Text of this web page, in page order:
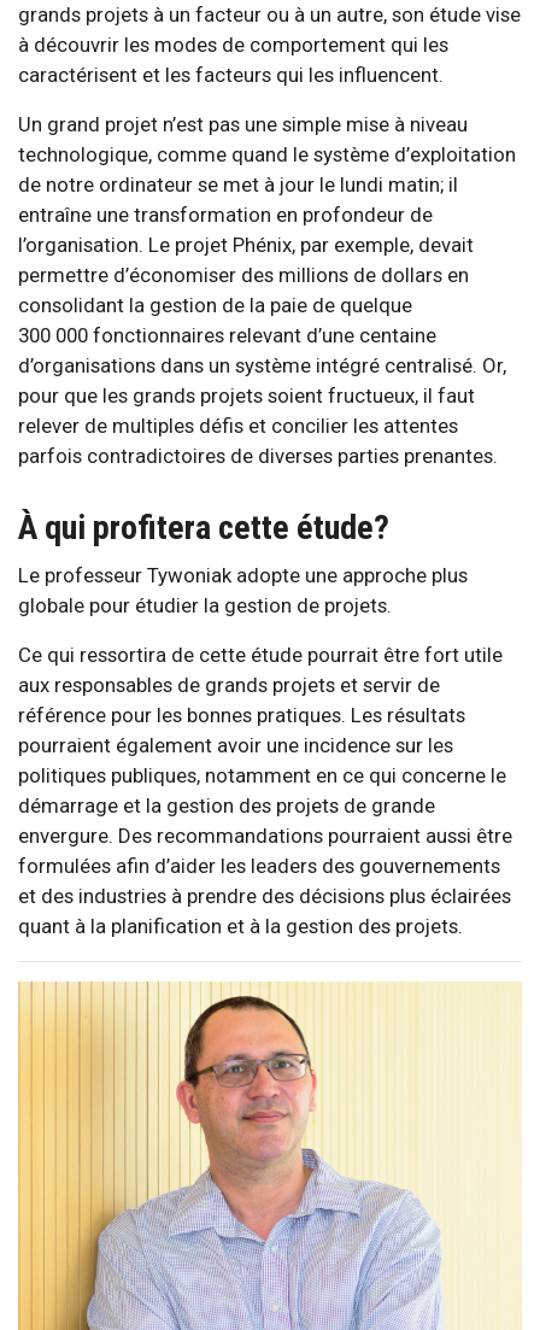
grands projets à un facteur ou à un autre, son étude vise
à découvrir les modes de comportement qui les
caractérisent et les facteurs qui les influencent.
Un grand projet n’est pas une simple mise à niveau
technologique, comme quand le système d’exploitation
de notre ordinateur se met à jour le lundi matin; il
entraîne une transformation en profondeur de
l’organisation. Le projet Phénix, par exemple, devait
permettre d’économiser des millions de dollars en
consolidant la gestion de la paie de quelque
300 000 fonctionnaires relevant d’une centaine
d’organisations dans un système intégré centralisé. Or,
pour que les grands projets soient fructueux, il faut
relever de multiples défis et concilier les attentes
parfois contradictoires de diverses parties prenantes.
À qui profitera cette étude?
Le professeur Tywoniak adopte une approche plus
globale pour étudier la gestion de projets.
Ce qui ressortira de cette étude pourrait être fort utile
aux responsables de grands projets et servir de
référence pour les bonnes pratiques. Les résultats
pourraient également avoir une incidence sur les
politiques publiques, notamment en ce qui concerne le
démarrage et la gestion des projets de grande
envergure. Des recommandations pourraient aussi être
formulées afin d’aider les leaders des gouvernements
et des industries à prendre des décisions plus éclairées
quant à la planification et à la gestion des projets.